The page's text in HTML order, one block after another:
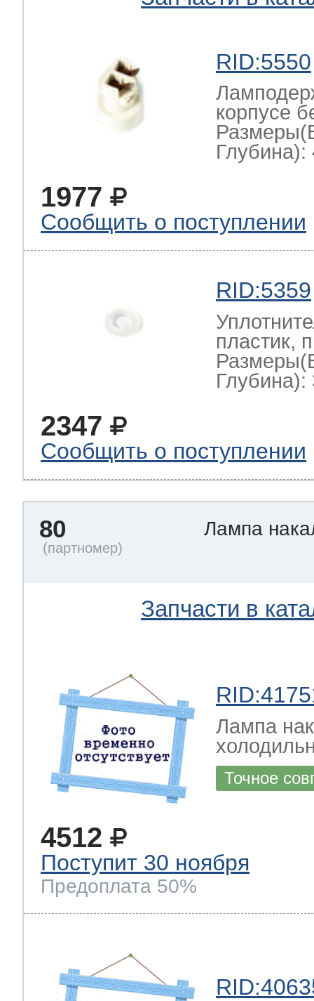
RID:5550
корпусе
Глубина):
1977
Сообщить о поступлении
RID:5359
пластик,
Глубина):
2347
Сообщить о поступлении
80 Лампа
Запчасти в
Лампа
Точное
4512
Поступит 30 ноября
Предоплата 50%